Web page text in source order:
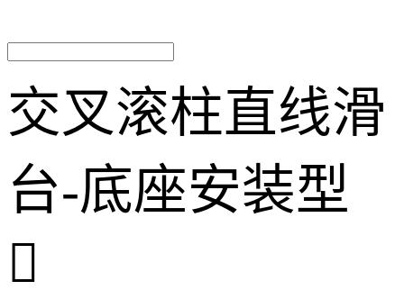
交叉滚柱直线滑
台-底座安装型
